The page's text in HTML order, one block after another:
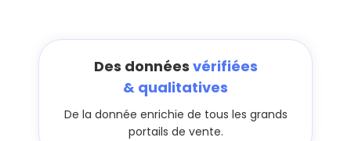
Des données vérifiées
& qualitatives
De la donnée enrichie de tous les grands
portails de vente.